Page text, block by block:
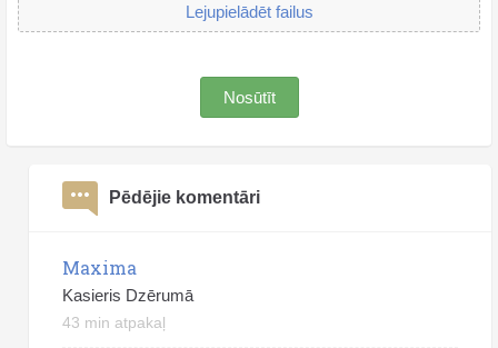
Lejupielādēt failus
Nosūtīt
Pēdējie komentāri
Maxima
Kasieris Dzērumā
43 min atpakaļ